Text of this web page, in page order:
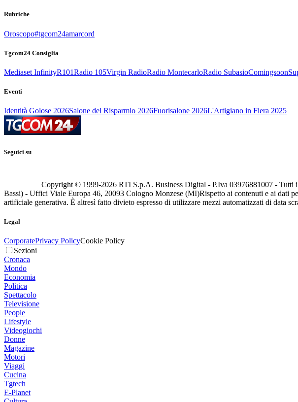
Rubriche
Oroscopo#tgcom24amarcord
Tgcom24 Consiglia
Mediaset InfinityR101Radio 105Virgin RadioRadio MontecarloRadio SubasioComingsoon
Eventi
Identità Golose 2026Salone del Risparmio 2026Fuorisalone 2026L'Artigiano in Fiera 2025
Seguici su
Copyright © 1999-2026 RTI S.p.A. Business Digital - P.Iva 03976881007 - Tutti
Bassi) - Uffici Viale Europa 46, 20093 Cologno Monzese (MI)Rispetto ai contenuti e ai dati
artificiale generativa. È altresì fatto divieto espresso di utilizzare mezzi automatizzati di data
Legal
CorporatePrivacy PolicyCookie Policy
Sezioni
Cronaca
Mondo
Economia
Politica
Spettacolo
Televisione
People
Lifestyle
Videogiochi
Donne
Magazine
Motori
Viaggi
Cucina
Tgtech
E-Planet